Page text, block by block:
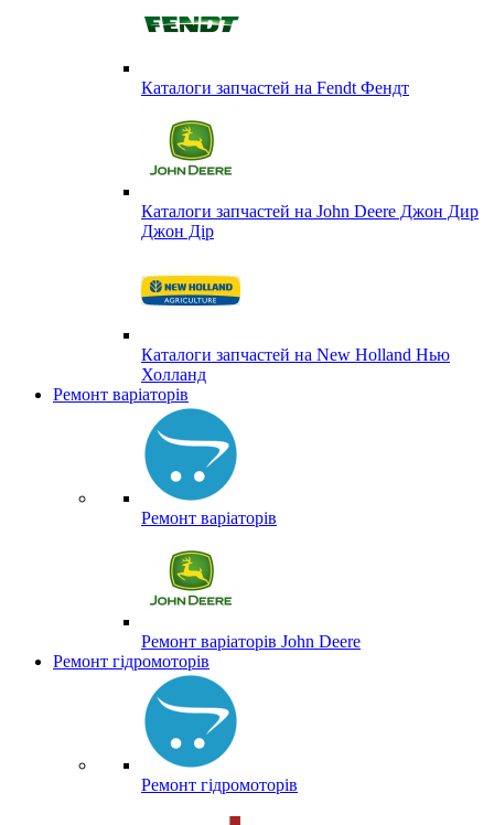
Каталоги запчастей на Fendt Фендт
Каталоги запчастей на John Deere Джон Дир
Джон Дір
Каталоги запчастей на New Holland Нью
Холланд
Ремонт варіаторів
Ремонт варіаторів
Ремонт варіаторів John Deere
Ремонт гідромоторів
Ремонт гідромоторів